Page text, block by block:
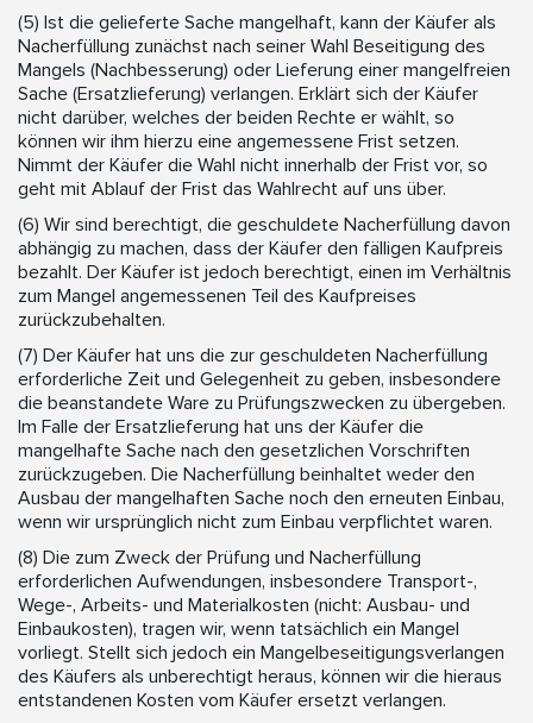
(5) Ist die gelieferte Sache mangelhaft, kann der Käufer als
Nacherfüllung zunächst nach seiner Wahl Beseitigung des
Mangels (Nachbesserung) oder Lieferung einer mangelfreien
Sache (Ersatzlieferung) verlangen. Erklärt sich der Käufer
nicht darüber, welches der beiden Rechte er wählt, so
können wir ihm hierzu eine angemessene Frist setzen.
Nimmt der Käufer die Wahl nicht innerhalb der Frist vor, so
geht mit Ablauf der Frist das Wahlrecht auf uns über.
(6) Wir sind berechtigt, die geschuldete Nacherfüllung davon
abhängig zu machen, dass der Käufer den fälligen Kaufpreis
bezahlt. Der Käufer ist jedoch berechtigt, einen im Verhältnis
zum Mangel angemessenen Teil des Kaufpreises
zurückzubehalten.
(7) Der Käufer hat uns die zur geschuldeten Nacherfüllung
erforderliche Zeit und Gelegenheit zu geben, insbesondere
die beanstandete Ware zu Prüfungszwecken zu übergeben.
Im Falle der Ersatzlieferung hat uns der Käufer die
mangelhafte Sache nach den gesetzlichen Vorschriften
zurückzugeben. Die Nacherfüllung beinhaltet weder den
Ausbau der mangelhaften Sache noch den erneuten Einbau,
wenn wir ursprünglich nicht zum Einbau verpflichtet waren.
(8) Die zum Zweck der Prüfung und Nacherfüllung
erforderlichen Aufwendungen, insbesondere Transport-,
Wege-, Arbeits- und Materialkosten (nicht: Ausbau- und
Einbaukosten), tragen wir, wenn tatsächlich ein Mangel
vorliegt. Stellt sich jedoch ein Mangelbeseitigungsverlangen
des Käufers als unberechtigt heraus, können wir die hieraus
entstandenen Kosten vom Käufer ersetzt verlangen.